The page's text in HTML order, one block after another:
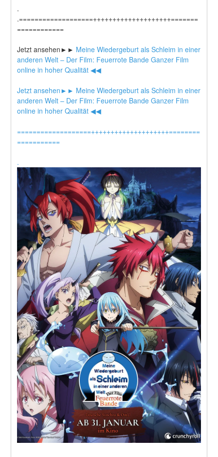
.
.===================++++++++++++++++++++=======
============
Jetzt ansehen►► Meine Wiedergeburt als Schleim in einer
anderen Welt – Der Film: Feuerrote Bande Ganzer Film
online in hoher Qualität ◀◀
Jetzt ansehen►► Meine Wiedergeburt als Schleim in einer
anderen Welt – Der Film: Feuerrote Bande Ganzer Film
online in hoher Qualität ◀◀
===================++++++++++++++++++++========
===========
.